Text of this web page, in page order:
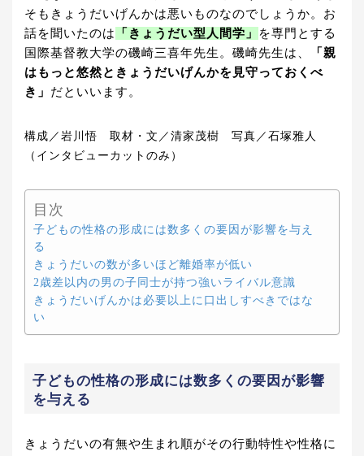
そもきょうだいげんかは悪いものなのでしょうか。お
話を聞いたのは
「きょうだい型人間学」
を専門とする
国際基督教大学の磯崎三喜年先生。磯崎先生は、
「親
はもっと悠然ときょうだいげんかを見守っておくべ
き」 だといいます。
構成／岩川悟 取材・文／清家茂樹 写真／石塚雅人
（インタビューカットのみ）
目次
子どもの性格の形成には数多くの要因が影響を与え
る
きょうだいの数が多いほど離婚率が低い
2歳差以内の男の子同士が持つ強いライバル意識
きょうだいげんかは必要以上に口出しすべきではな
い
子どもの性格の形成には数多くの要因が影響
を与える
きょうだいの有無や生まれ順がその行動特性や性格に